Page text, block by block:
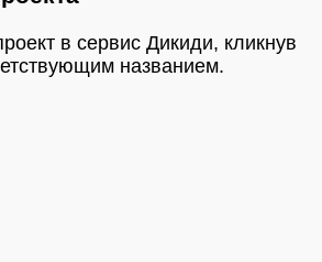
в сервис Дикиди, кликнув
названием.